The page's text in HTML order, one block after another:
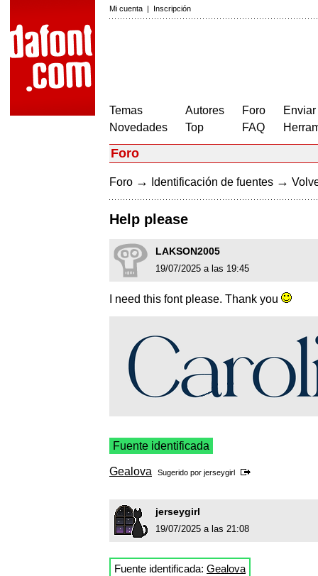
Mi cuenta | Inscripción
Temas
Novedades
Autores
Top
Foro
FAQ
Foro
Foro → Identificación de fuentes →
Help please
LAKSON2005
19/07/2025 a las 19:45
I need this font please. Thank you
Fuente identificada
Gealova Sugerido por jerseygirl
jerseygirl
19/07/2025 a las 21:08
Fuente identificada: Gealova